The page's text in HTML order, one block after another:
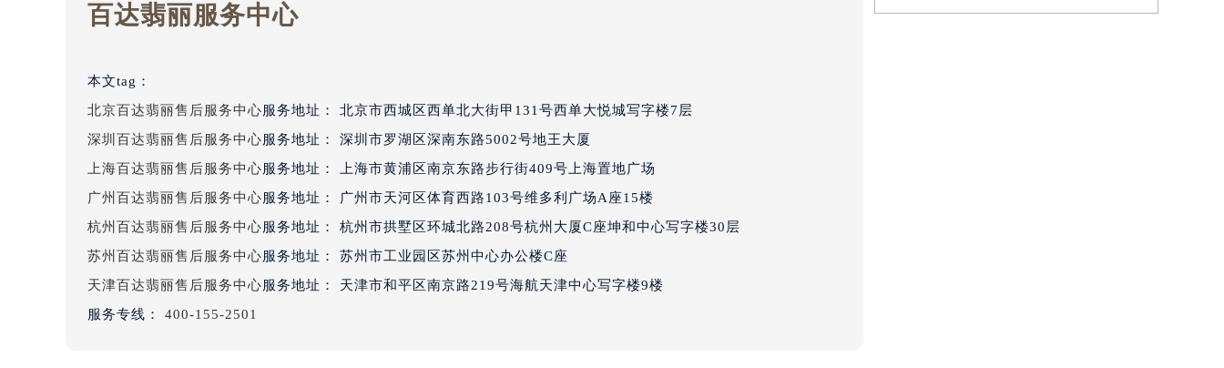
百达翡丽服务中心
本文tag：
北京百达翡丽售后服务中心服务地址：
北京市西城区西单北大街甲131号西单大悦城写字楼7层
深圳百达翡丽售后服务中心服务地址：
深圳市罗湖区深南东路5002号地王大厦
上海百达翡丽售后服务中心服务地址：
上海市黄浦区南京东路步行街409号上海置地广场
广州百达翡丽售后服务中心服务地址：
广州市天河区体育西路103号维多利广场A座15楼
杭州百达翡丽售后服务中心服务地址：
杭州市拱墅区环城北路208号杭州大厦C座坤和中心写字楼30层
苏州百达翡丽售后服务中心服务地址：
苏州市工业园区苏州中心办公楼C座
天津百达翡丽售后服务中心服务地址：
天津市和平区南京路219号海航天津中心写字楼9楼
服务专线：
400-155-2501